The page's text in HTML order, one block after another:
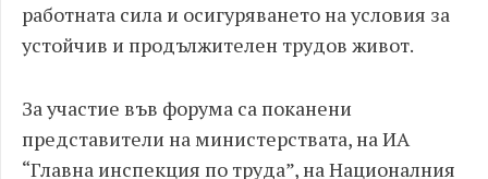
работната сила и осигуряването на условия за
устойчив и продължителен трудов живот.
За участие във форума са поканени
представители на министерствата, на ИА
“Главна инспекция по труда”, на Националния